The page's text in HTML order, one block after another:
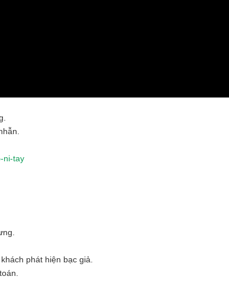
ni-tay
phát hiện bạc giả.